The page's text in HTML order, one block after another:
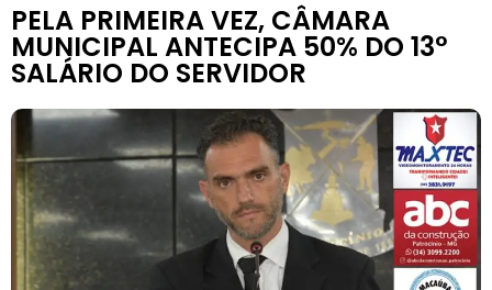
PELA PRIMEIRA VEZ, CÂMARA
MUNICIPAL ANTECIPA 50% DO 13°
SALÁRIO DO SERVIDOR